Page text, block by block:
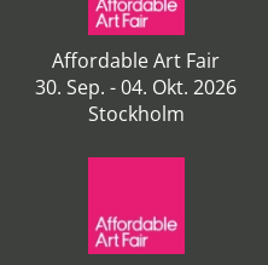
Affordable Art Fair
30. Sep. - 04. Okt. 2026
Stockholm